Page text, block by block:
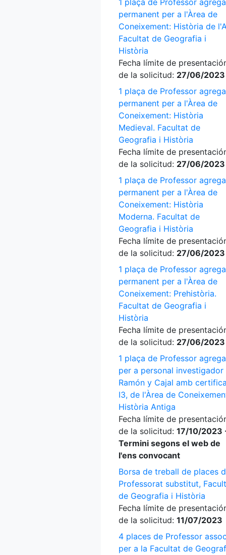
1 plaça de Professor
permanent per a l'Àrea de
Coneixement: Història de
Facultat de Geografia i
Història
Fecha límite de
de la solicitud: 27/06/2023
1 plaça de Professor
permanent per a l'Àrea de
Coneixement: Història
Medieval. Facultat de
Geografia i Història
Fecha límite de
de la solicitud: 27/06/2023
1 plaça de Professor
permanent per a l'Àrea de
Coneixement: Història
Moderna. Facultat de
Geografia i Història
Fecha límite de
de la solicitud: 27/06/2023
1 plaça de Professor
permanent per a l'Àrea de
Coneixement: Prehistòria.
Facultat de Geografia i
Història
Fecha límite de
de la solicitud: 27/06/2023
1 plaça de Professor
per a personal investigador
Ramón y Cajal amb
I3, de l'Àrea de
Història Antiga
Fecha límite de
de la solicitud: 17/10/2023
Termini segons el web de
l'ens convocant
Borsa de treball de places
Professorat substitut,
de Geografia i Història
Fecha límite de
de la solicitud: 11/07/2023
4 places de Professor
per a la Facultat de